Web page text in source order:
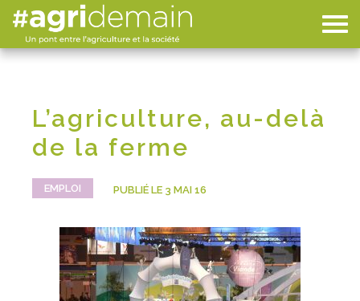
L’agriculture, au-delà
de la ferme
EMPLOI PUBLIÉ LE 3 MAI 16